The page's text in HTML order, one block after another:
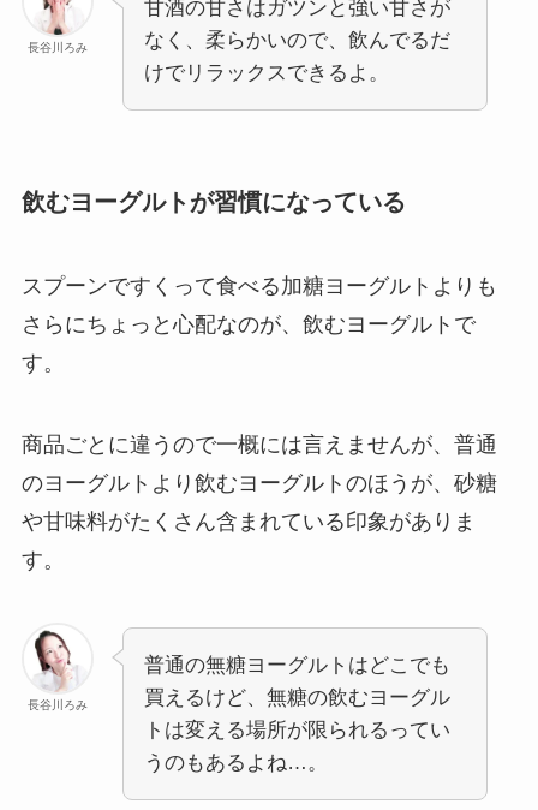
長谷川ろみ
甘酒の甘さはガツンと強い甘さが
なく、柔らかいので、飲んでるだ
けでリラックスできるよ。
飲むヨーグルトが習慣になっている
スプーンですくって食べる加糖ヨーグルトよりも
さらにちょっと心配なのが、飲むヨーグルトで
す。
商品ごとに違うので一概には言えませんが、普通
のヨーグルトより飲むヨーグルトのほうが、砂糖
や甘味料がたくさん含まれている印象がありま
す。
長谷川ろみ
普通の無糖ヨーグルトはどこでも
買えるけど、無糖の飲むヨーグル
トは変える場所が限られるってい
うのもあるよね…。